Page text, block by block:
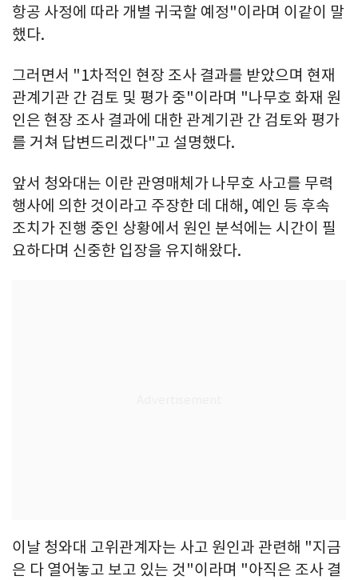
항공 사정에 따라 개별 귀국할 예정"이라며 이같이 말
했다.
그러면서 "1차적인 현장 조사 결과를 받았으며 현재
관계기관 간 검토 및 평가 중"이라며 "나무호 화재 원
인은 현장 조사 결과에 대한 관계기관 간 검토와 평가
를 거쳐 답변드리겠다"고 설명했다.
앞서 청와대는 이란 관영매체가 나무호 사고를 무력
행사에 의한 것이라고 주장한 데 대해, 예인 등 후속
조치가 진행 중인 상황에서 원인 분석에는 시간이 필
요하다며 신중한 입장을 유지해왔다.
이날 청와대 고위관계자는 사고 원인과 관련해 "지금
은 다 열어놓고 보고 있는 것"이라며 "아직은 조사 결